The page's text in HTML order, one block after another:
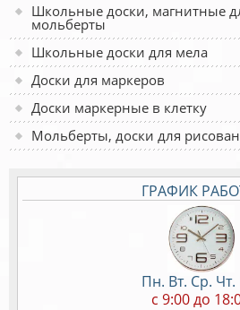
Школьные доски, магнитные
мольберты
Школьные доски для мела
Доски для маркеров
Доски маркерные в клетку
Мольберты, доски для
ГРАФИК
Пн. Вт. Ср. Чт.
c 9:00 до